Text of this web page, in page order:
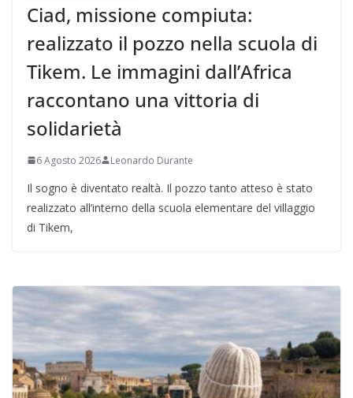
Ciad, missione compiuta:
realizzato il pozzo nella scuola di
Tikem. Le immagini dall’Africa
raccontano una vittoria di
solidarietà
6 Agosto 2026 Leonardo Durante
Il sogno è diventato realtà. Il pozzo tanto atteso è stato
realizzato all’interno della scuola elementare del villaggio
di Tikem,